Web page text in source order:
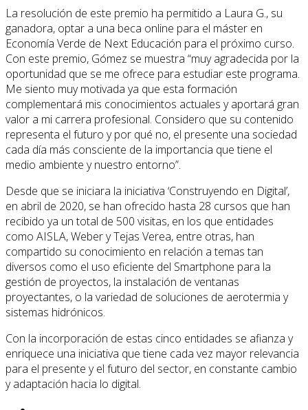
La resolución de este premio ha permitido a Laura G., su
ganadora, optar a una beca online para el máster en
Economía Verde de Next Educación para el próximo curso.
Con este premio, Gómez se muestra “muy agradecida por la
oportunidad que se me ofrece para estudiar este programa.
Me siento muy motivada ya que esta formación
complementará mis conocimientos actuales y aportará gran
valor a mi carrera profesional. Considero que su contenido
representa el futuro y por qué no, el presente una sociedad
cada día más consciente de la importancia que tiene el
medio ambiente y nuestro entorno”.
Desde que se iniciara la iniciativa ‘Construyendo en Digital’,
en abril de 2020, se han ofrecido hasta 28 cursos que han
recibido ya un total de 500 visitas, en los que entidades
como AISLA, Weber y Tejas Verea, entre otras, han
compartido su conocimiento en relación a temas tan
diversos como el uso eficiente del Smartphone para la
gestión de proyectos, la instalación de ventanas
proyectantes, o la variedad de soluciones de aerotermia y
sistemas hidrónicos.
Con la incorporación de estas cinco entidades se afianza y
enriquece una iniciativa que tiene cada vez mayor relevancia
para el presente y el futuro del sector, en constante cambio
y adaptación hacia lo digital.